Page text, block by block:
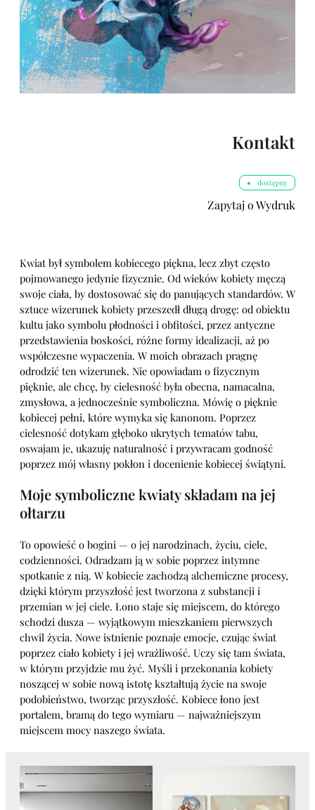
Kontakt
dostępny
Zapytaj o Wydruk
Kwiat był symbolem kobiecego piękna, lecz zbyt często
pojmowanego jedynie fizycznie. Od wieków kobiety męczą
swoje ciała, by dostosować się do panujących standardów. W
sztuce wizerunek kobiety przeszedł długą drogę: od obiektu
kultu jako symbolu płodności i obfitości, przez antyczne
przedstawienia boskości, różne formy idealizacji, aż po
współczesne wypaczenia. W moich obrazach pragnę
odrodzić ten wizerunek. Nie opowiadam o fizycznym
pięknie, ale chcę, by cielesność była obecna, namacalna,
zmysłowa, a jednocześnie symboliczna. Mówię o pięknie
kobiecej pełni, które wymyka się kanonom. Poprzez
cielesność dotykam głęboko ukrytych tematów tabu,
oswajam je, ukazuję naturalność i przywracam godność
poprzez mój własny pokłon i docenienie kobiecej świątyni.
Moje symboliczne kwiaty składam na jej
ołtarzu
To opowieść o bogini — o jej narodzinach, życiu, ciele,
codzienności. Odradzam ją w sobie poprzez intymne
spotkanie z nią. W kobiecie zachodzą alchemiczne procesy,
dzięki którym przyszłość jest tworzona z substancji i
przemian w jej ciele. Łono staje się miejscem, do którego
schodzi dusza — wyjątkowym mieszkaniem pierwszych
chwil życia. Nowe istnienie poznaje emocje, czując świat
poprzez ciało kobiety i jej wrażliwość. Uczy się tam świata,
w którym przyjdzie mu żyć. Myśli i przekonania kobiety
noszącej w sobie nową istotę kształtują życie na swoje
podobieństwo, tworząc przyszłość. Kobiece łono jest
portalem, bramą do tego wymiaru — najważniejszym
miejscem mocy naszego świata.